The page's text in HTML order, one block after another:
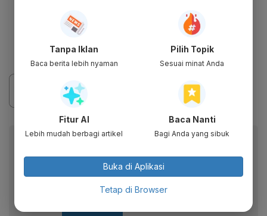
10,20% ke Rp 2.640.
PT Aneka Tambang Tbk (ANTM) turun
8% ke Rp 2.530.
Anda
Dapatkan akses cepat ke berita terkini dan data
berharga dari WhatsApp Channel Katadata.co.id
Tanpa Iklan
Baca berita lebih nyaman
Pilih Topik
Sesuai minat Anda
Fitur AI
Lebih mudah berbagi artikel
Baca Nanti
Bagi Anda yang sibuk
Buka di Aplikasi
Tetap di Browser